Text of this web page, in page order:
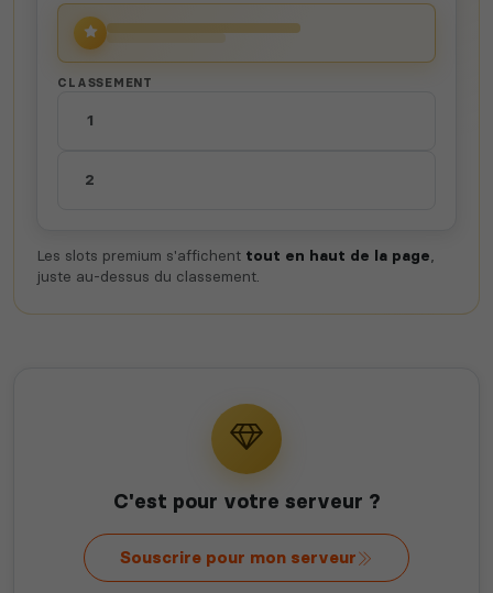
CLASSEMENT
1
2
Les slots premium s'affichent tout en haut de la page,
juste au-dessus du classement.
C'est pour votre serveur ?
Souscrire pour mon serveur